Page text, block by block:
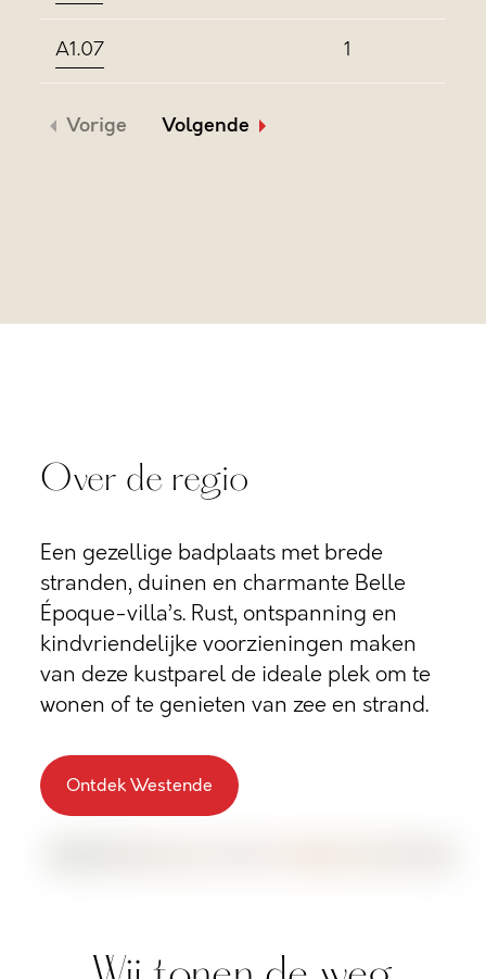
A1.07 1
Vorige Volgende
Over de regio
Een gezellige badplaats met brede
stranden, duinen en charmante Belle
Époque-villa’s. Rust, ontspanning en
kindvriendelijke voorzieningen maken
van deze kustparel de ideale plek om te
wonen of te genieten van zee en strand.
Ontdek Westende